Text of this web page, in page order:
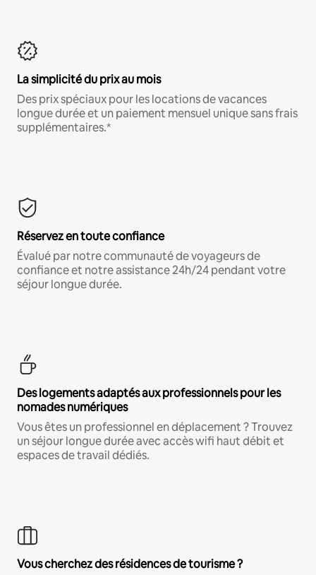
La simplicité du prix au mois
Des prix spéciaux pour les locations de vacances
longue durée et un paiement mensuel unique sans frais
supplémentaires.*
Réservez en toute confiance
Évalué par notre communauté de voyageurs de
confiance et notre assistance 24h/24 pendant votre
séjour longue durée.
Des logements adaptés aux professionnels pour les
nomades numériques
Vous êtes un professionnel en déplacement ? Trouvez
un séjour longue durée avec accès wifi haut débit et
espaces de travail dédiés.
Vous cherchez des résidences de tourisme ?